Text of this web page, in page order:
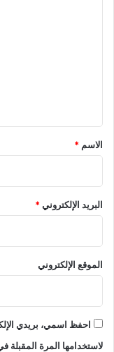
*
الاسم *
البريد الإلكتروني*
الموقع الإلكتروني
احفظ اسمي، بريدي
لاستخدامها المرة المقبلة